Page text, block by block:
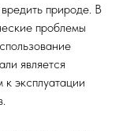
природе. В
проблемы
является
эксплуатации